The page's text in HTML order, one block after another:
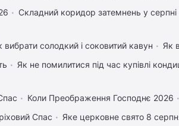
Складний коридор затемнень у серпні
вибрати солодкий і соковитий кавун
Як
Як не помилитися під час купівлі
Коли Преображення Господнє 2026
Спас
Яке церковне свято 8